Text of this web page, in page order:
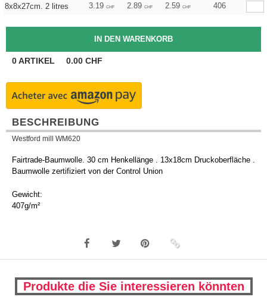
8x8x27cm. 2 litres 3.19 CHF 2.89 CHF 2.59 CHF 406
0ARTIKEL 0.00 CHF
BESCHREIBUNG
Westford mill WM620
Fairtrade-Baumwolle. 30 cm Henkellänge . 13x18cm Druckoberfläche .
Baumwolle zertifiziert von der Control Union
Gewicht:
407g/m²
Produkte die Sie interessieren könnten